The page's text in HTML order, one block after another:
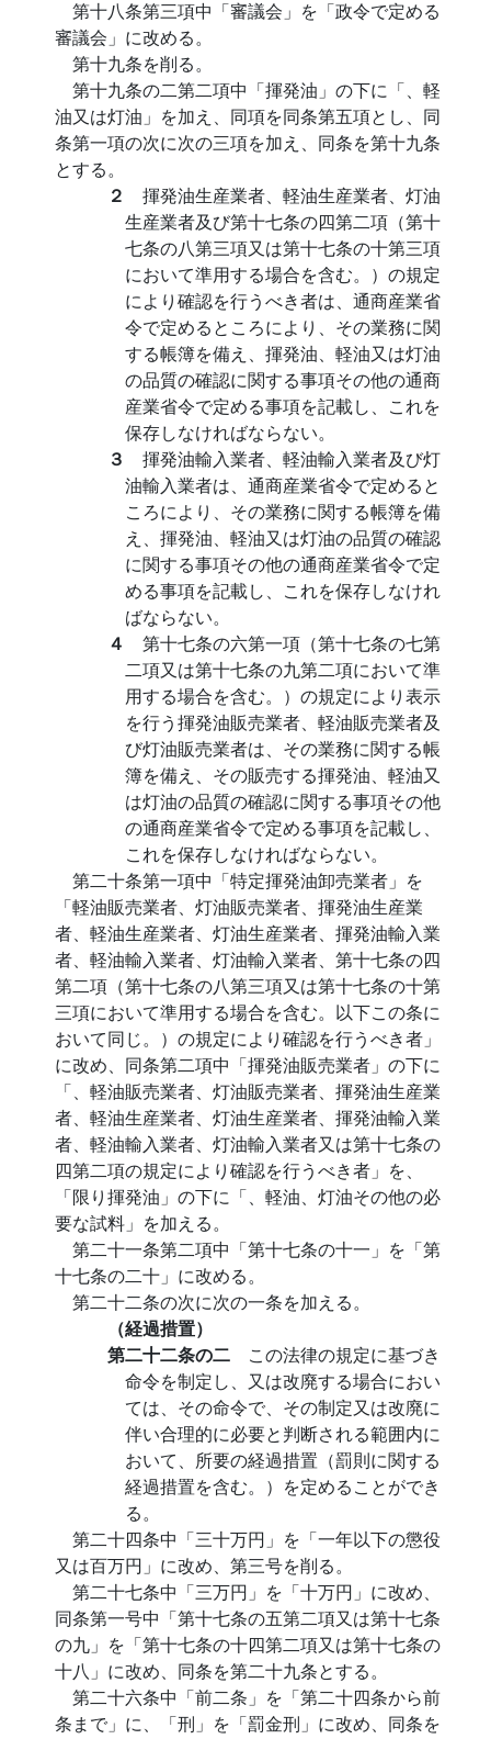
第十八条第三項中「審議会」を「政令で定める
審議会」に改める。
第十九条を削る。
第十九条の二第二項中「揮発油」の下に「、軽
油又は灯油」を加え、同項を同条第五項とし、同
条第一項の次に次の三項を加え、同条を第十九条
とする。
２ 揮発油生産業者、軽油生産業者、灯油
生産業者及び第十七条の四第二項（第十
七条の八第三項又は第十七条の十第三項
において準用する場合を含む。）の規定
により確認を行うべき者は、通商産業省
令で定めるところにより、その業務に関
する帳簿を備え、揮発油、軽油又は灯油
の品質の確認に関する事項その他の通商
産業省令で定める事項を記載し、これを
保存しなければならない。
３ 揮発油輸入業者、軽油輸入業者及び灯
油輸入業者は、通商産業省令で定めると
ころにより、その業務に関する帳簿を備
え、揮発油、軽油又は灯油の品質の確認
に関する事項その他の通商産業省令で定
める事項を記載し、これを保存しなけれ
ばならない。
４ 第十七条の六第一項（第十七条の七第
二項又は第十七条の九第二項において準
用する場合を含む。）の規定により表示
を行う揮発油販売業者、軽油販売業者及
び灯油販売業者は、その業務に関する帳
簿を備え、その販売する揮発油、軽油又
は灯油の品質の確認に関する事項その他
の通商産業省令で定める事項を記載し、
これを保存しなければならない。
第二十条第一項中「特定揮発油卸売業者」を
「軽油販売業者、灯油販売業者、揮発油生産業
者、軽油生産業者、灯油生産業者、揮発油輸入業
者、軽油輸入業者、灯油輸入業者、第十七条の四
第二項（第十七条の八第三項又は第十七条の十第
三項において準用する場合を含む。以下この条に
おいて同じ。）の規定により確認を行うべき者」
に改め、同条第二項中「揮発油販売業者」の下に
「、軽油販売業者、灯油販売業者、揮発油生産業
者、軽油生産業者、灯油生産業者、揮発油輸入業
者、軽油輸入業者、灯油輸入業者又は第十七条の
四第二項の規定により確認を行うべき者」を、
「限り揮発油」の下に「、軽油、灯油その他の必
要な試料」を加える。
第二十一条第二項中「第十七条の十一」を「第
十七条の二十」に改める。
第二十二条の次に次の一条を加える。
（経過措置）
第二十二条の二 この法律の規定に基づき
命令を制定し、又は改廃する場合におい
ては、その命令で、その制定又は改廃に
伴い合理的に必要と判断される範囲内に
おいて、所要の経過措置（罰則に関する
経過措置を含む。）を定めることができ
る。
第二十四条中「三十万円」を「一年以下の懲役
又は百万円」に改め、第三号を削る。
第二十七条中「三万円」を「十万円」に改め、
同条第一号中「第十七条の五第二項又は第十七条
の九」を「第十七条の十四第二項又は第十七条の
十八」に改め、同条を第二十九条とする。
第二十六条中「前二条」を「第二十四条から前
条まで」に、「刑」を「罰金刑」に改め、同条を